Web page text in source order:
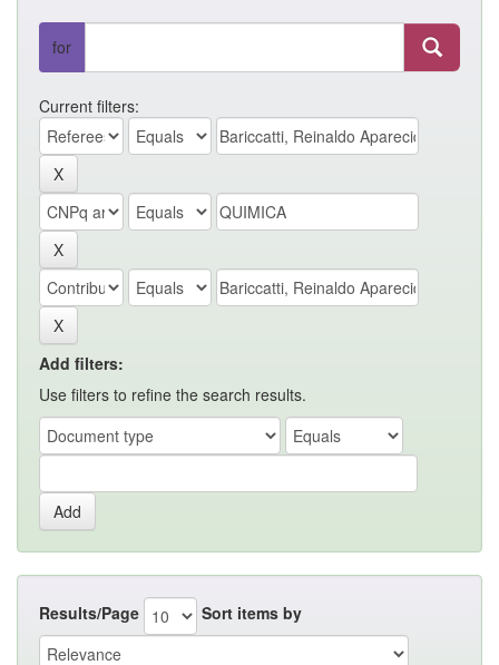
for
Current filters:
Add filters:
Use filters to refine the search results.
Results/Page Sort items by